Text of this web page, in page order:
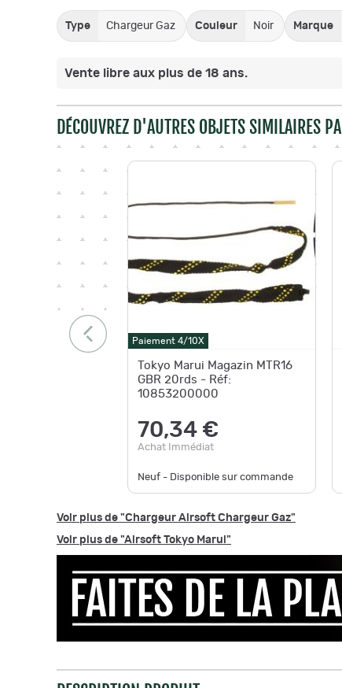
Type Chargeur Gaz Couleur Noir Marque
Vente libre aux plus de 18 ans.
DÉCOUVREZ D'AUTRES OBJETS SIMILAIRES
Paiement 4/10X
Tokyo Marui Magazin MTR16
GBR 20rds - Réf:
10853200000
70,34 €
Achat Immédiat
Neuf - Disponible sur commande
Voir plus de "Chargeur Airsoft Chargeur Gaz"
Voir plus de "Airsoft Tokyo Marui"